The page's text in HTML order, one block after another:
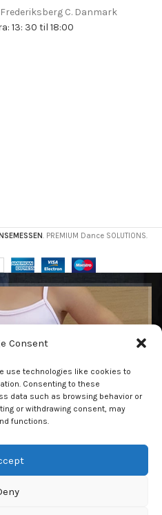
Consent
use technologies like cookies to
Consenting to these
data such as browsing behavior or
or withdrawing consent, may
functions.
Frederiksberg C. Danmark
13: 30 til 18:00
. PREMIUM Dance SOLUTIONS.
senaste trender och få
med vår